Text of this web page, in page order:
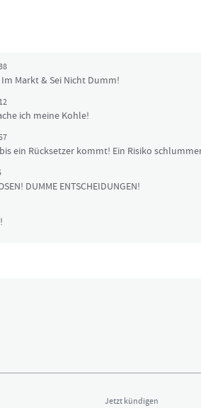
Markt & Sei Nicht Dumm!
ich meine Kohle!
ein Rücksetzer kommt! Ein Risiko
DUMME ENTSCHEIDUNGEN!
Jetzt kündigen